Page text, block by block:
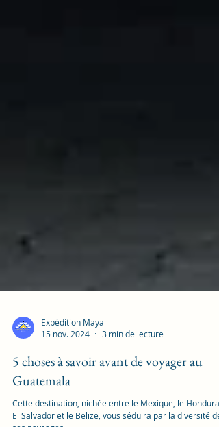
Expédition Maya
15 nov. 2024
3 min de lecture